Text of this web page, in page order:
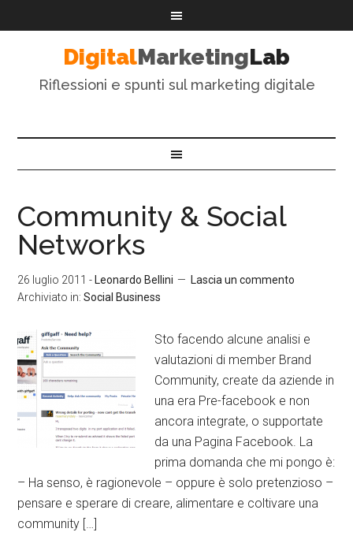
DigitalMarketingLab
Riflessioni e spunti sul marketing digitale
Community & Social
Networks
26 luglio 2011 - Leonardo Bellini
Lascia un commento
Archiviato in:Social Business
Sto facendo alcune analisi e
valutazioni di member Brand
Community, create da aziende in
una era Pre-facebook e non
ancora integrate, o supportate
da una Pagina Facebook. La
prima domanda che mi pongo è:
– Ha senso, è ragionevole – oppure è solo pretenzioso –
pensare e sperare di creare, alimentare e coltivare una
community […]